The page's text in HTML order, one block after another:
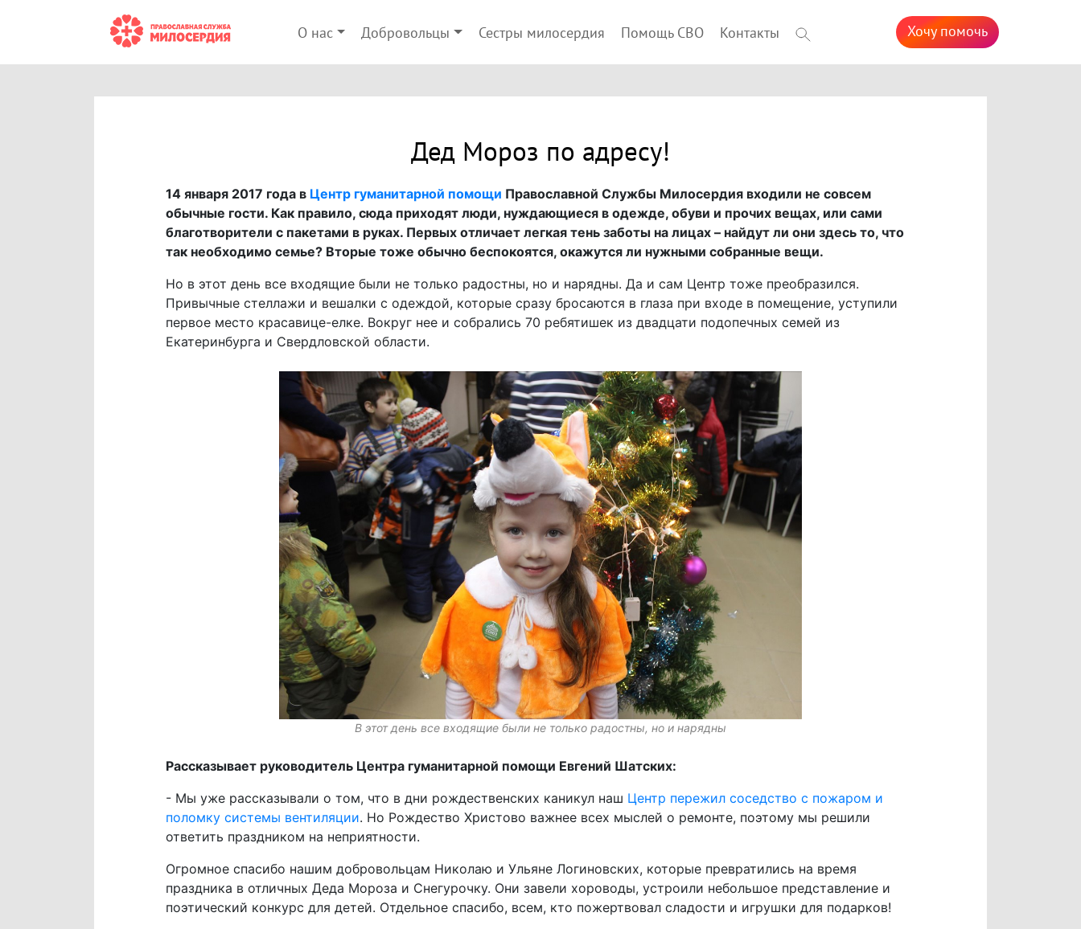
О нас Добровольцы Сестры милосердия Помощь СВО Контакты Хочу помочь
Дед Мороз по адресу!
14 января 2017 года в Центр гуманитарной помощи Православной Службы Милосердия входили не совсем
обычные гости. Как правило, сюда приходят люди, нуждающиеся в одежде, обуви и прочих вещах, или сами
благотворители с пакетами в руках. Первых отличает легкая тень заботы на лицах – найдут ли они здесь то, что
так необходимо семье? Вторые тоже обычно беспокоятся, окажутся ли нужными собранные вещи.
Но в этот день все входящие были не только радостны, но и нарядны. Да и сам Центр тоже преобразился.
Привычные стеллажи и вешалки с одеждой, которые сразу бросаются в глаза при входе в помещение, уступили
первое место красавице-елке. Вокруг нее и собрались 70 ребятишек из двадцати подопечных семей из
Екатеринбурга и Свердловской области.
В этот день все входящие были не только радостны, но и нарядны
Рассказывает руководитель Центра гуманитарной помощи Евгений Шатских:
- Мы уже рассказывали о том, что в дни рождественских каникул наш Центр пережил соседство с пожаром и
поломку системы вентиляции. Но Рождество Христово важнее всех мыслей о ремонте, поэтому мы решили
ответить праздником на неприятности.
Огромное спасибо нашим добровольцам Николаю и Ульяне Логиновских, которые превратились на время
праздника в отличных Деда Мороза и Снегурочку. Они завели хороводы, устроили небольшое представление и
поэтический конкурс для детей. Отдельное спасибо, всем, кто пожертвовал сладости и игрушки для подарков!